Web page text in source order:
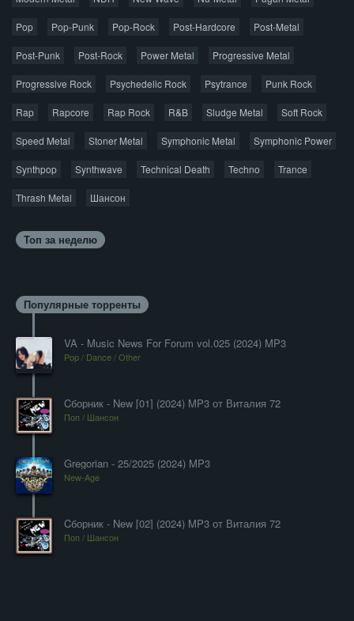
Pop Pop-Punk Pop-Rock Post-Hardcore Post-Metal
Post-Punk Post-Rock Power Metal Progressive Metal
Progressive Rock Psychedelic Rock Psytrance Punk Rock
Rap Rapcore Rap Rock R&B Sludge Metal Soft Rock
Speed Metal Stoner Metal Symphonic Metal Symphonic Power
Synthpop Synthwave Technical Death Techno Trance
Thrash Metal Шансон
Топ за неделю
Популярные торренты
VA - Music News For Forum vol.025 (2024) MP3
Pop / Dance / Other
Cборник - New [01] (2024) MP3 от Виталия 72
Поп / Шансон
Gregorian - 25/2025 (2024) MP3
New-Age
Cборник - New [02] (2024) MP3 от Виталия 72
Поп / Шансон
лицензионную копию.